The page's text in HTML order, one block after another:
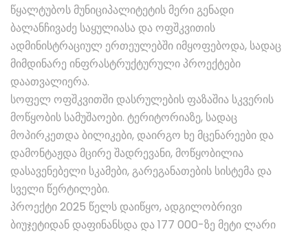
წყალტუბოს მუნიციპალიტეტის მერი გენადი
ბალანჩივაძე საყულიასა და ოფშკვითის
ადმინისტრაციულ ერთეულებში იმყოფებოდა, სადაც
მიმდინარე ინფრასტრუქტურული პროექტები
დაათვალიერა.
სოფელ ოფშკვითში დასრულების ფაზაშია სკვერის
მოწყობის სამუშაოები. ტერიტორიაზე, სადაც
მოპირკეთდა ბილიკები, დაირგო ხე მცენარეები და
დამონტაჟდა მცირე შადრევანი, მოწყობილია
დასავენებელი სკამები, გარეგანათების სისტემა და
სველი წერტილები.
პროექტი 2025 წელს დაიწყო, ადგილობრივი
ბიუჯეტიდან დაფინანსდა და 177 000-ზე მეტი ლარი